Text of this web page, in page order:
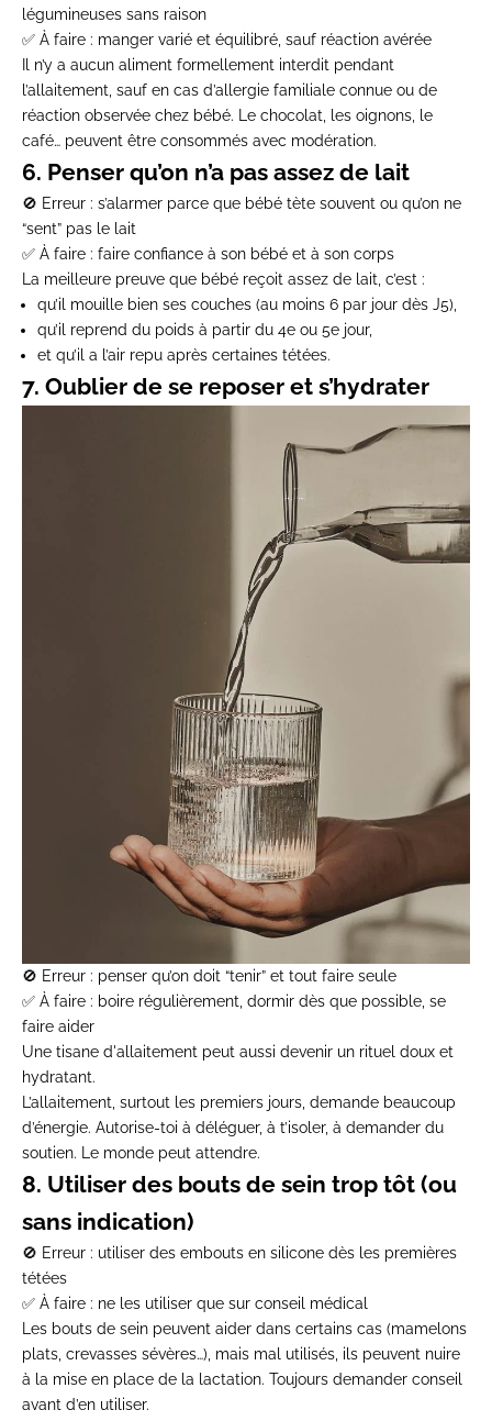
légumineuses sans raison
✅ À faire : manger varié et équilibré, sauf réaction avérée
Il n’y a aucun aliment formellement interdit pendant
l’allaitement , sauf en cas d’allergie familiale connue ou de
réaction observée chez bébé. Le chocolat, les oignons, le
café… peuvent être consommés avec modération.
6. Penser qu’on n’a pas assez de lait
🚫 Erreur : s’alarmer parce que bébé tète souvent ou qu’on ne
“sent” pas le lait
✅ À faire : faire confiance à son bébé et à son corps
La meilleure preuve que bébé reçoit assez de lait, c’est :
qu’il mouille bien ses couches (au moins 6 par jour dès J5),
qu’il reprend du poids à partir du 4e ou 5e jour,
et qu’il a l’air repu après certaines tétées.
7. Oublier de se reposer et s’hydrater
🚫 Erreur : penser qu’on doit “tenir” et tout faire seule
✅ À faire : boire régulièrement, dormir dès que possible, se
faire aider
Une tisane d'allaitement peut aussi devenir un rituel doux et
hydratant.
L’allaitement, surtout les premiers jours, demande beaucoup
d’énergie. Autorise-toi à déléguer, à t’isoler, à demander du
soutien. Le monde peut attendre.
8. Utiliser des bouts de sein trop tôt (ou
sans indication)
🚫 Erreur : utiliser des embouts en silicone dès les premières
tétées
✅ À faire : ne les utiliser que sur conseil médical
Les bouts de sein peuvent aider dans certains cas (mamelons
plats, crevasses sévères…), mais mal utilisés, ils peuvent nuire
à la mise en place de la lactation. Toujours demander conseil
avant d’en utiliser.